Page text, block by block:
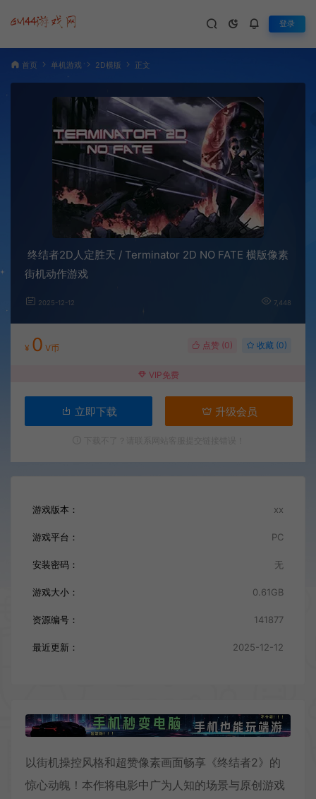
登录
首页 单机游戏 2D横版 正文
终结者2D人定胜天 / Terminator 2D NO FATE 横版像素
街机动作游戏
2025-12-12 7,448
¥ 0 V币 点赞 (0) 收藏 (0)
VIP免费
立即下载 升级会员
游戏版本： xx
游戏平台： PC
安装密码： 无
游戏大小： 0.61GB
资源编号： 141877
最近更新： 2025-12-12
以街机操控风格和超赞像素画面畅享《终结者2》的
惊心动魄！本作将电影中广为人知的场景与原创游戏